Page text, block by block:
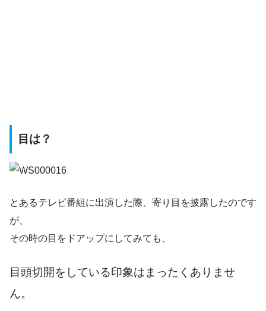
目は？
とあるテレビ番組に出演した際、寄り目を披露したのです
が、
その時の目をドアップにしてみても、
目頭切開をしている印象はまったくありませ
ん。